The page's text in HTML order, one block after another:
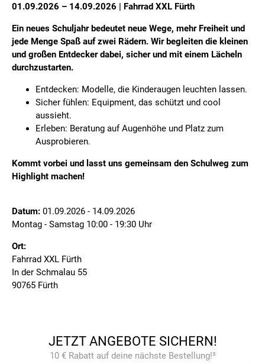
01.09.2026 – 14.09.2026 | Fahrrad XXL Fürth
Ein neues Schuljahr bedeutet neue Wege, mehr Freiheit und
jede Menge Spaß auf zwei Rädern. Wir begleiten die kleinen
und großen Entdecker dabei, sicher und mit einem Lächeln
durchzustarten.
Entdecken: Modelle, die Kinderaugen leuchten lassen.
Sicher fühlen: Equipment, das schützt und cool
aussieht.
Erleben: Beratung auf Augenhöhe und Platz zum
Ausprobieren.
Kommt vorbei und lasst uns gemeinsam den Schulweg zum
Highlight machen!
Datum: 01.09.2026 - 14.09.2026
Montag - Samstag 10:00 - 19:30 Uhr
Ort:
Fahrrad XXL Fürth
In der Schmalau 55
90765 Fürth
JETZT ANGEBOTE SICHERN!
10 € Rabatt auf deine nächste Bestellung!³